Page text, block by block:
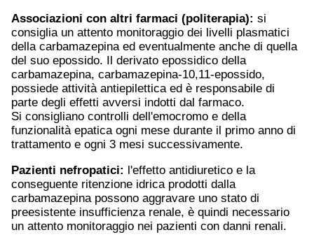
Associazioni con altri farmaci (politerapia): si
consiglia un attento monitoraggio dei livelli plasmatici
della carbamazepina ed eventualmente anche di quella
del suo epossido. Il derivato epossidico della
carbamazepina, carbamazepina-10,11-epossido,
possiede attività antiepilettica ed è responsabile di
parte degli effetti avversi indotti dal farmaco.
Si consigliano controlli dell'emocromo e della
funzionalità epatica ogni mese durante il primo anno di
trattamento e ogni 3 mesi successivamente.
Pazienti nefropatici: l'effetto antidiuretico e la
conseguente ritenzione idrica prodotti dalla
carbamazepina possono aggravare uno stato di
preesistente insufficienza renale, è quindi necessario
un attento monitoraggio nei pazienti con danni renali.